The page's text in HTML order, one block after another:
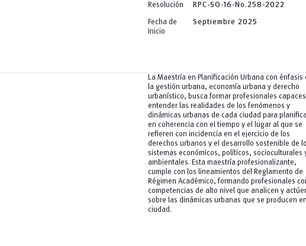
Resolución RPC-SO-16-No.258-2022
Fecha de
Inicio
Septiembre 2025
La Maestría en Planificación Urbana con énfasis
la gestión urbana, economía urbana y derecho
urbanístico, busca formar profesionales
entender las realidades de los fenómenos y
dinámicas urbanas de cada ciudad para
en coherencia con el tiempo y el lugar al que se
refieren con incidencia en el ejercicio de los
derechos urbanos y el desarrollo sostenible de
sistemas económicos, políticos, socioculturales
ambientales. Esta maestría profesionalizante,
cumple con los lineamientos del Reglamento de
Régimen Académico, formando profesionales
competencias de alto nivel que analicen y
sobre las dinámicas urbanas que se producen
ciudad.